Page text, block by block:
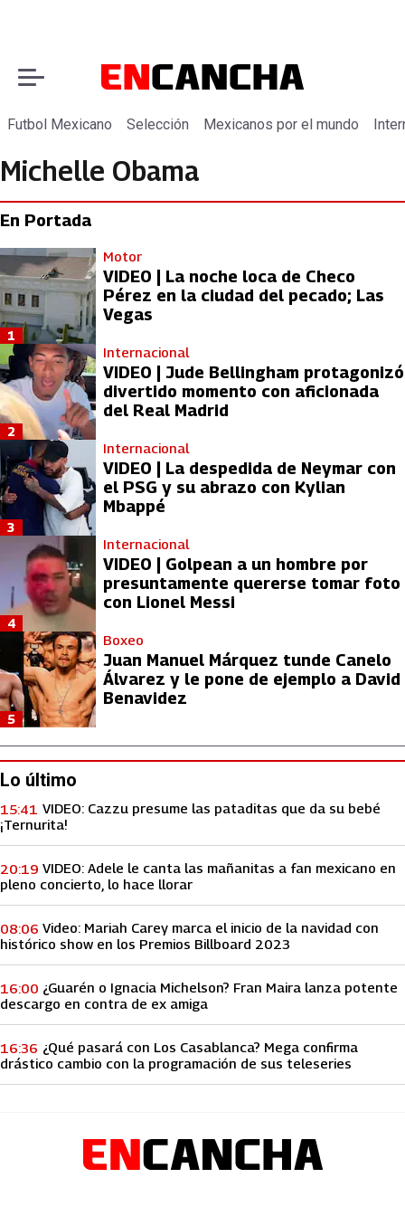
Futbol Mexicano Selección Mexicanos por el mundo
Michelle Obama
En Portada
Motor
VIDEO | La noche loca de Checo
Pérez en la ciudad del pecado; Las
Vegas
1
Internacional
VIDEO | Jude Bellingham protagonizó
divertido momento con aficionada
del Real Madrid
2
Internacional
VIDEO | La despedida de Neymar con
el PSG y su abrazo con Kylian
Mbappé
3
Internacional
VIDEO | Golpean a un hombre por
presuntamente quererse tomar foto
con Lionel Messi
4
Boxeo
Juan Manuel Márquez tunde Canelo
Álvarez y le pone de ejemplo a David
Benavidez
5
Lo último
VIDEO: Cazzu presume las pataditas que da su bebé
¡Ternurita!
15:41
VIDEO: Adele le canta las mañanitas a fan mexicano en
pleno concierto, lo hace llorar
20:19
Video: Mariah Carey marca el inicio de la navidad con
histórico show en los Premios Billboard 2023
08:06
¿Guarén o Ignacia Michelson? Fran Maira lanza potente
descargo en contra de ex amiga
16:00
¿Qué pasará con Los Casablanca? Mega confirma
drástico cambio con la programación de sus teleseries
16:36